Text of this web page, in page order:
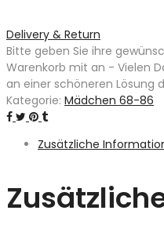
Delivery & Return
Bitte geben Sie ihre
Warenkorb mit an - Vielen
an einer schöneren Lösung
Kategorie: Mädchen 68-86
Zusätzliche